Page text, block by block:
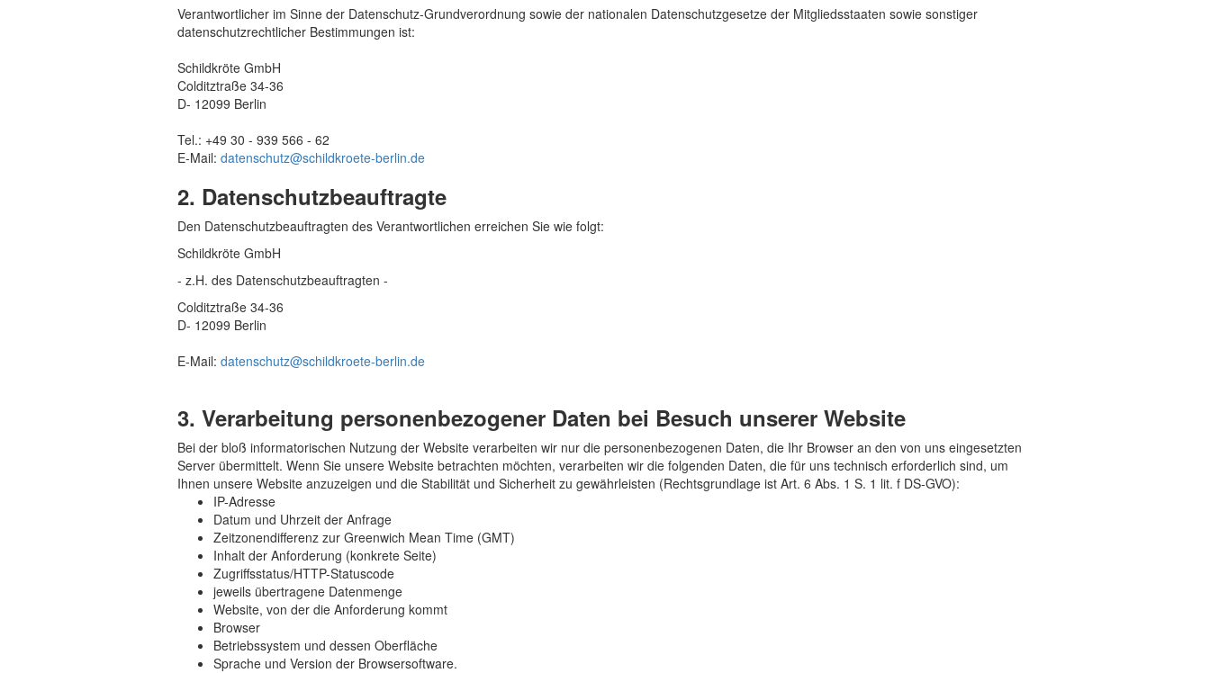
Verantwortlicher im Sinne der Datenschutz-Grundverordnung sowie der nationalen Datenschutzgesetze der Mitgliedsstaaten sowie sonstiger
datenschutzrechtlicher Bestimmungen ist:
Schildkröte GmbH
Colditztraße 34-36
D- 12099 Berlin
Tel.: +49 30 - 939 566 - 62
E-Mail: datenschutz@schildkroete-berlin.de
2. Datenschutzbeauftragte
Den Datenschutzbeauftragten des Verantwortlichen erreichen Sie wie folgt:
Schildkröte GmbH
- z.H. des Datenschutzbeauftragten -
Colditztraße 34-36
D- 12099 Berlin
E-Mail: datenschutz@schildkroete-berlin.de
3. Verarbeitung personenbezogener Daten bei Besuch unserer Website
Bei der bloß informatorischen Nutzung der Website verarbeiten wir nur die personenbezogenen Daten, die Ihr Browser an den von uns eingesetzten
Server übermittelt. Wenn Sie unsere Website betrachten möchten, verarbeiten wir die folgenden Daten, die für uns technisch erforderlich sind, um
Ihnen unsere Website anzuzeigen und die Stabilität und Sicherheit zu gewährleisten (Rechtsgrundlage ist Art. 6 Abs. 1 S. 1 lit. f DS-GVO):
IP-Adresse
Datum und Uhrzeit der Anfrage
Zeitzonendifferenz zur Greenwich Mean Time (GMT)
Inhalt der Anforderung (konkrete Seite)
Zugriffsstatus/HTTP-Statuscode
jeweils übertragene Datenmenge
Website, von der die Anforderung kommt
Browser
Betriebssystem und dessen Oberfläche
Sprache und Version der Browsersoftware.